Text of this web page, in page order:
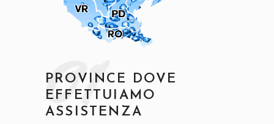
01
PROVINCE DOVE
EFFETTUIAMO
ASSISTENZA